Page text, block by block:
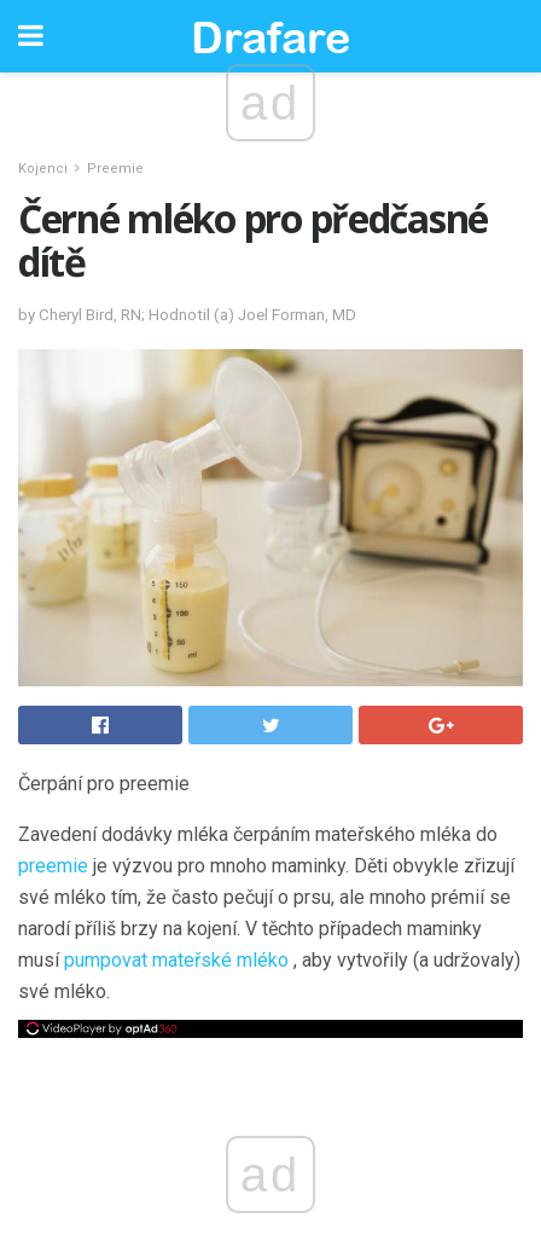
ad
Kojenci Preemie
Černé mléko pro předčasné
dítě
by Cheryl Bird, RN; Hodnotil (a) Joel Forman, MD
Čerpání pro preemie
Zavedení dodávky mléka čerpáním mateřského mléka do
preemie je výzvou pro mnoho maminky. Děti obvykle zřizují
své mléko tím, že často pečují o prsu, ale mnoho prémií se
narodí příliš brzy na kojení. V těchto případech maminky
musípumpovat mateřské mléko , aby vytvořily (a udržovaly)
své mléko.
ad